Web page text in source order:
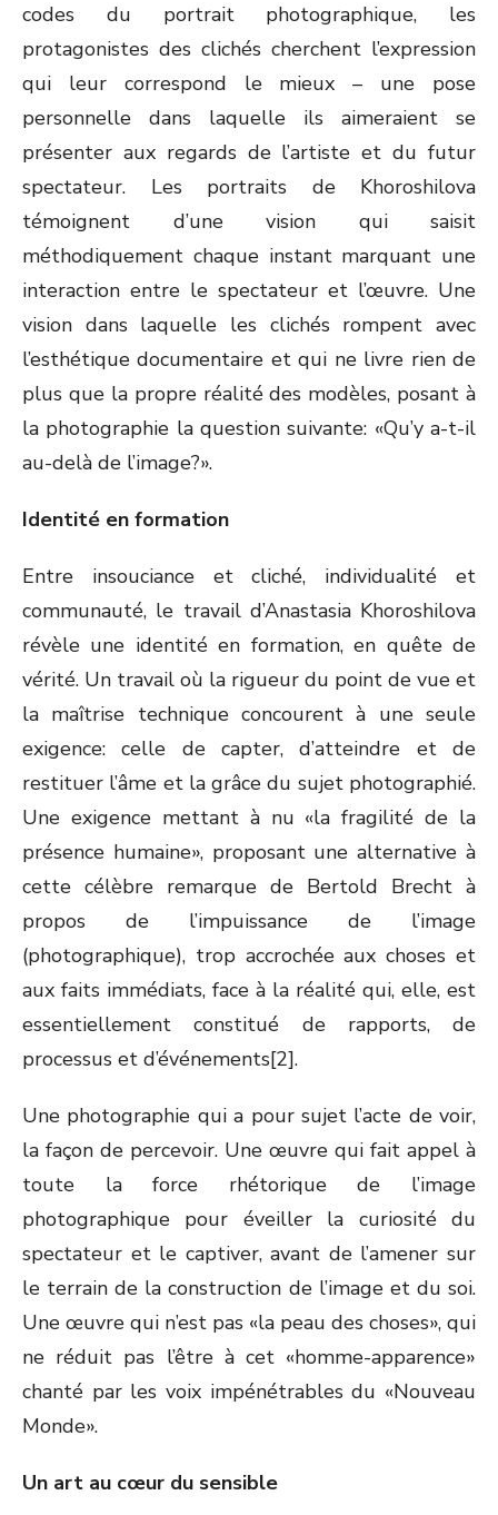
codes du portrait photographique, les
protagonistes des clichés cherchent l’expression
qui leur correspond le mieux – une pose
personnelle dans laquelle ils aimeraient se
présenter aux regards de l’artiste et du futur
spectateur. Les portraits de Khoroshilova
témoignent d’une vision qui saisit
méthodiquement chaque instant marquant une
interaction entre le spectateur et l’œuvre. Une
vision dans laquelle les clichés rompent avec
l’esthétique documentaire et qui ne livre rien de
plus que la propre réalité des modèles, posant à
la photographie la question suivante: «Qu’y a-t-il
au-delà de l’image?».
Identité en formation
Entre insouciance et cliché, individualité et
communauté, le travail d’Anastasia Khoroshilova
révèle une identité en formation, en quête de
vérité. Un travail où la rigueur du point de vue et
la maîtrise technique concourent à une seule
exigence: celle de capter, d’atteindre et de
restituer l’âme et la grâce du sujet photographié.
Une exigence mettant à nu «la fragilité de la
présence humaine», proposant une alternative à
cette célèbre remarque de Bertold Brecht à
propos de l’impuissance de l’image
(photographique), trop accrochée aux choses et
aux faits immédiats, face à la réalité qui, elle, est
essentiellement constitué de rapports, de
processus et d’événements[2].
Une photographie qui a pour sujet l’acte de voir,
la façon de percevoir. Une œuvre qui fait appel à
toute la force rhétorique de l’image
photographique pour éveiller la curiosité du
spectateur et le captiver, avant de l’amener sur
le terrain de la construction de l’image et du soi.
Une œuvre qui n’est pas «la peau des choses», qui
ne réduit pas l’être à cet «homme-apparence»
chanté par les voix impénétrables du «Nouveau
Monde».
Un art au cœur du sensible